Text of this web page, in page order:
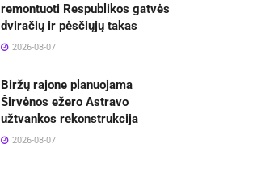
remontuoti Respublikos gatvės
dviračių ir pėsčiųjų takas
2026-08-07
Biržų rajone planuojama
Širvėnos ežero Astravo
užtvankos rekonstrukcija
2026-08-07